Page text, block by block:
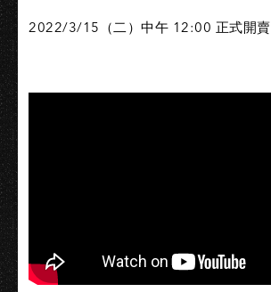
2022/3/15（二）中午 12:00 正式開賣